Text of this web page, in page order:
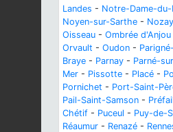
Landes - Notre-Dame-du-
Noyen-sur-Sarthe - Nozay
Oisseau - Ombrée d'Anjou
Orvault - Oudon -
Braye - Parnay - Parné-
Mer - Pissotte - Placé -
Pornichet - Port-Saint-
Pail-Saint-Samson -
Chétif - Puceul - Puy-de-
Réaumur - Renazé -